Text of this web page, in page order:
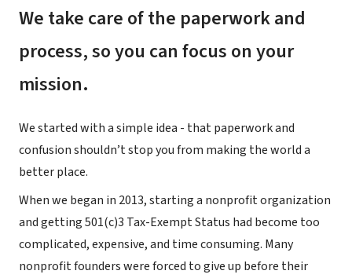
We take care of the paperwork and
process, so you can focus on your
mission.
We started with a simple idea - that paperwork and
confusion shouldn’t stop you from making the world a
better place.
When we began in 2013, starting a nonprofit organization
and getting 501(c)3 Tax-Exempt Status had become too
complicated, expensive, and time consuming. Many
nonprofit founders were forced to give up before their